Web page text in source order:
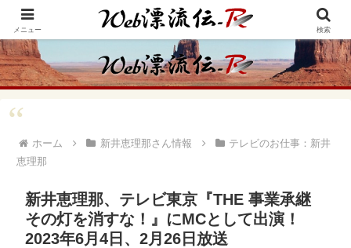
アメリカ・インディアンの思想・生き方からの学びをメインに、趣味や経験則
からの情報を発信
ホーム 新井恵理那さん情報
テレビのお仕事：新井
恵理那
新井恵理那、テレビ東京『THE 事業承継
その灯を消すな！』にMCとして出演！
2023年6月4日、2月26日放送
メニュー 検索